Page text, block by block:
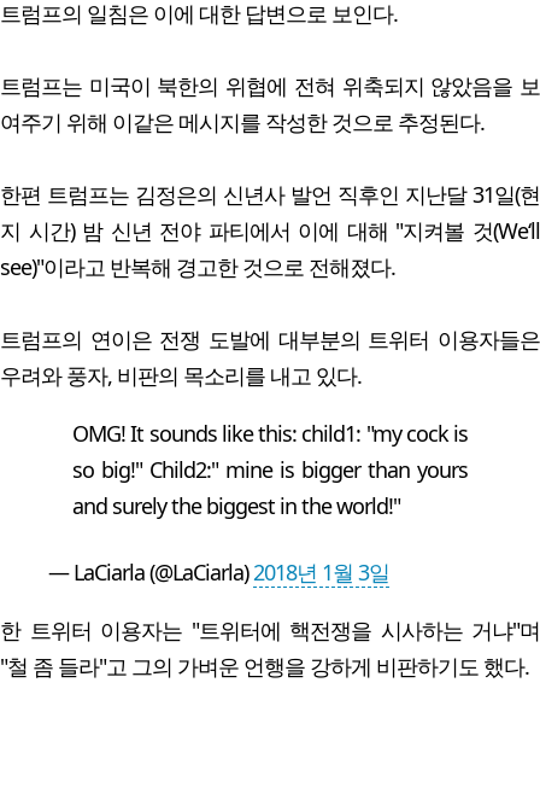
트럼프의 일침은 이에 대한 답변으로 보인다.
트럼프는 미국이 북한의 위협에 전혀 위축되지 않았음을 보
여주기 위해 이같은 메시지를 작성한 것으로 추정된다.
한편 트럼프는 김정은의 신년사 발언 직후인 지난달 31일(현
지 시간) 밤 신년 전야 파티에서 이에 대해 "지켜볼 것(We‘ll
see)"이라고 반복해 경고한 것으로 전해졌다.
트럼프의 연이은 전쟁 도발에 대부분의 트위터 이용자들은
우려와 풍자, 비판의 목소리를 내고 있다.
OMG! It sounds like this: child1: "my cock is
so big!" Child2:" mine is bigger than yours
and surely the biggest in the world!"
— LaCiarla (@LaCiarla)2018년 1월 3일
한 트위터 이용자는 "트위터에 핵전쟁을 시사하는 거냐"며
"철 좀 들라"고 그의 가벼운 언행을 강하게 비판하기도 했다.